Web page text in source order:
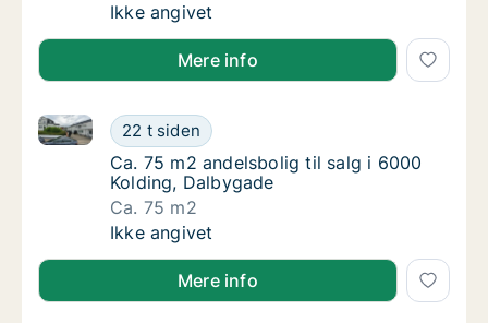
Ca. 75 m2 andelsbolig til salg i 6000
Ikke angivet
Mere info
Ca. 75 m2 andelsbolig til salg i 6000
22 t siden
Ca. 75 m2 andelsbolig til salg i 6000 Kolding,
Ca. 75 m2 andelsbolig til salg i 6000
Ca. 75 m2 andelsbolig til salg i 6000
Kolding, Dalbygade
Ca. 75 m2
Ca. 75 m2 andelsbolig til salg i 6000
Ikke angivet
Mere info